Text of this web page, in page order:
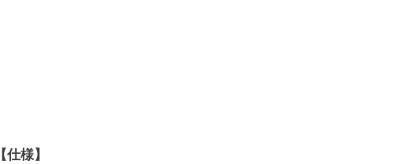
【仕様】